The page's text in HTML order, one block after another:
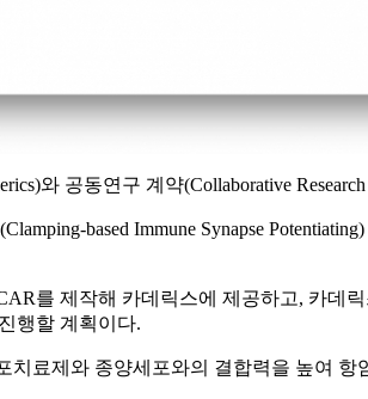
와 공동연구 계약(Collaborative
based Immune Synapse
를 제작해 카데릭스에 제공하고, 카데
행할 계획이다.
치료제와 종양세포와의 결합력을 높여